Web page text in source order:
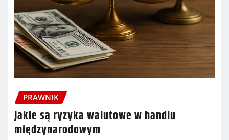
PRAWNIK
Jakie są ryzyka walutowe w handlu
międzynarodowym